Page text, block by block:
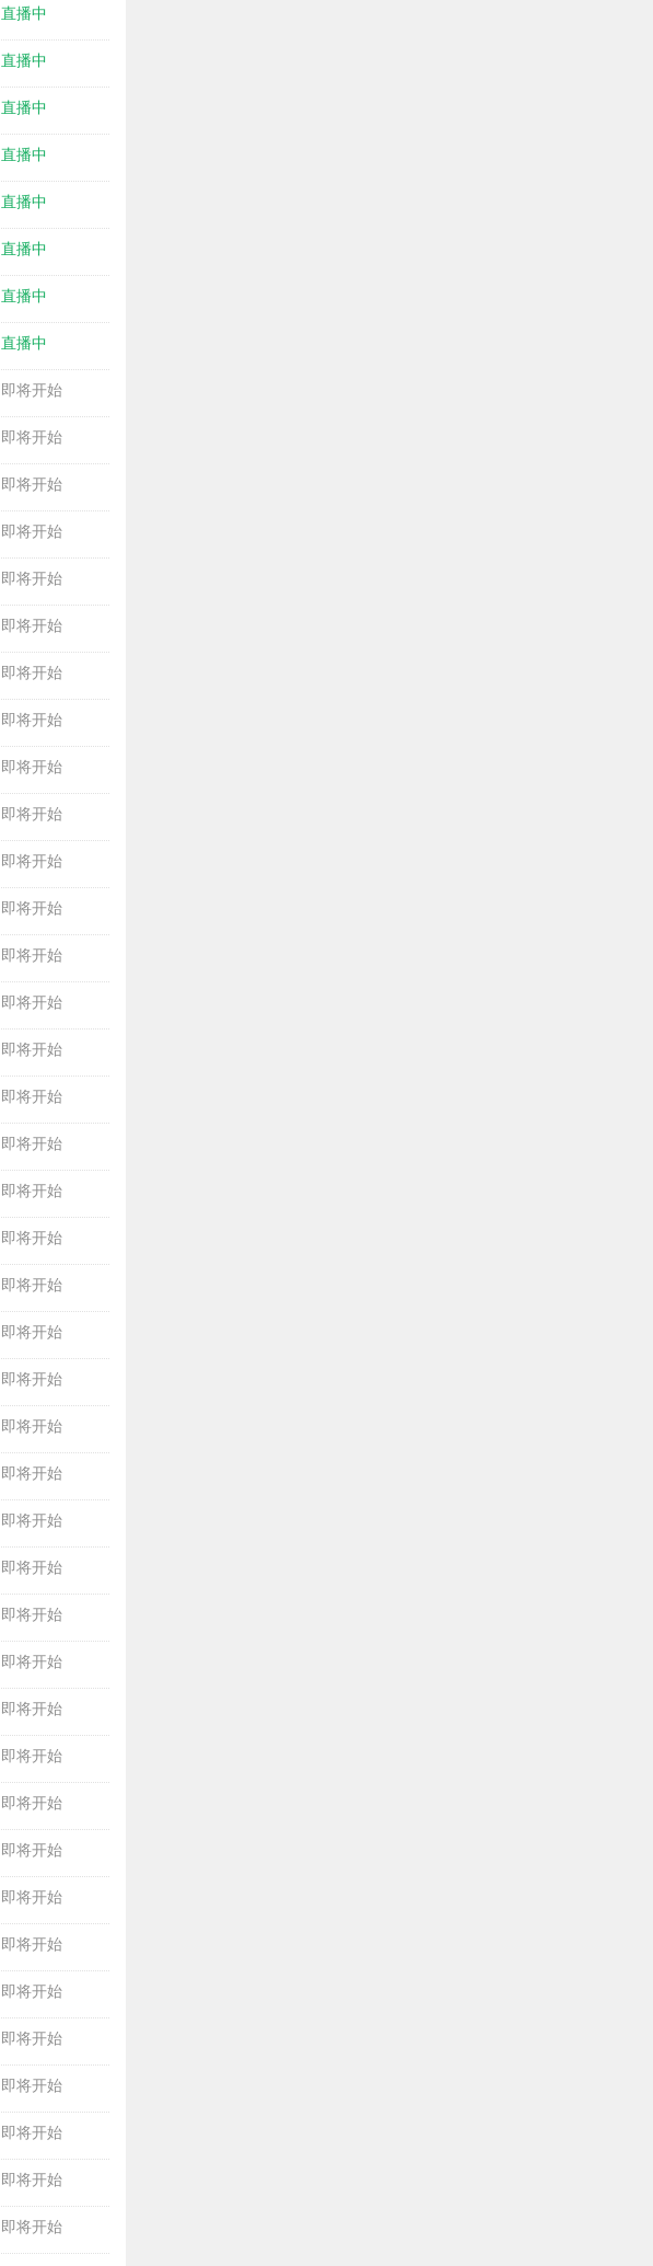
直播中
直播中
直播中
直播中
直播中
直播中
直播中
直播中
即将开始
即将开始
即将开始
即将开始
即将开始
即将开始
即将开始
即将开始
即将开始
即将开始
即将开始
即将开始
即将开始
即将开始
即将开始
即将开始
即将开始
即将开始
即将开始
即将开始
即将开始
即将开始
即将开始
即将开始
即将开始
即将开始
即将开始
即将开始
即将开始
即将开始
即将开始
即将开始
即将开始
即将开始
即将开始
即将开始
即将开始
即将开始
即将开始
即将开始